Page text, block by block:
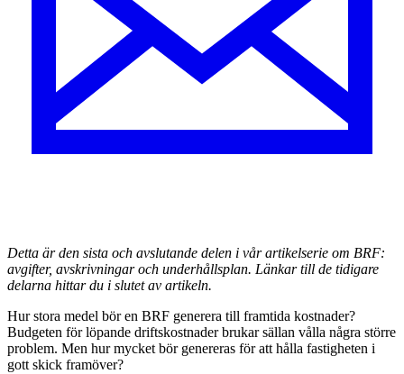
Detta är den sista och avslutande delen i vår artikelserie om BRF:
avgifter, avskrivningar och underhållsplan. Länkar till de tidigare
delarna hittar du i slutet av artikeln.
Hur stora medel bör en BRF generera till framtida kostnader?
Budgeten för löpande driftskostnader brukar sällan vålla några större
problem. Men hur mycket bör genereras för att hålla fastigheten i
gott skick framöver?